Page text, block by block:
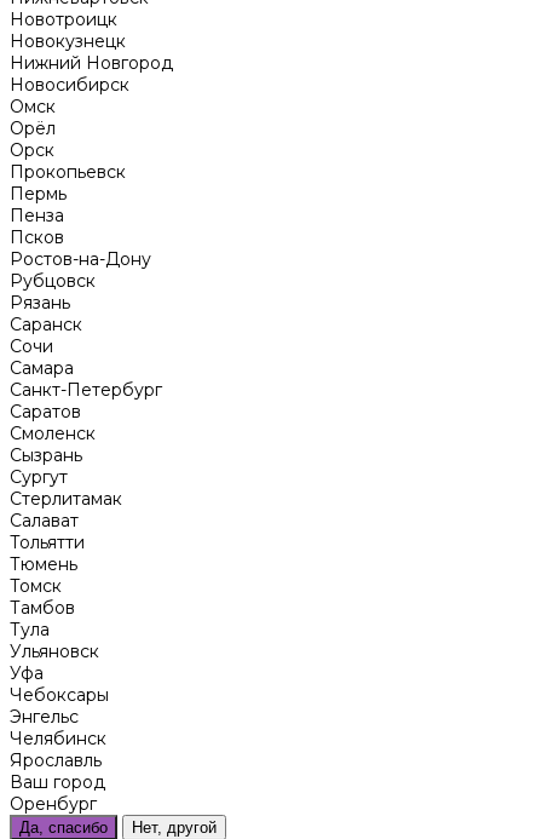
Новотроицк
Новокузнецк
Нижний Новгород
Новосибирск
Омск
Орёл
Орск
Прокопьевск
Пермь
Пенза
Псков
Ростов-на-Дону
Рубцовск
Рязань
Саранск
Сочи
Самара
Санкт-Петербург
Саратов
Смоленск
Сызрань
Сургут
Стерлитамак
Салават
Тольятти
Тюмень
Томск
Тамбов
Тула
Ульяновск
Уфа
Чебоксары
Энгельс
Челябинск
Ярославль
Ваш город
Оренбург
Да, спасибо Нет, другой